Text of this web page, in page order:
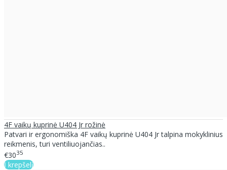
4F vaikų kuprinė U404 Jr rožinė
Patvari ir ergonomiška 4F vaikų kuprinė U404 Jr talpina mokyklinius
reikmenis, turi ventiliuojančias..
€3035
Į krepšelį